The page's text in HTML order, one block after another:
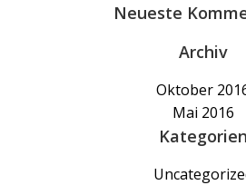
Neueste
Archiv
Oktober
Mai 2016
Kategorien